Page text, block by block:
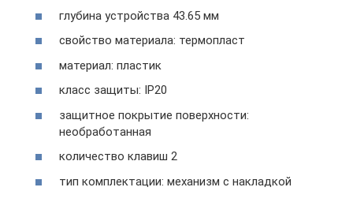
глубина устройства 43.65 мм
свойство материала: термопласт
материал: пластик
класс защиты: IP20
защитное покрытие поверхности:
необработанная
количество клавиш 2
тип комплектации: механизм с накладкой